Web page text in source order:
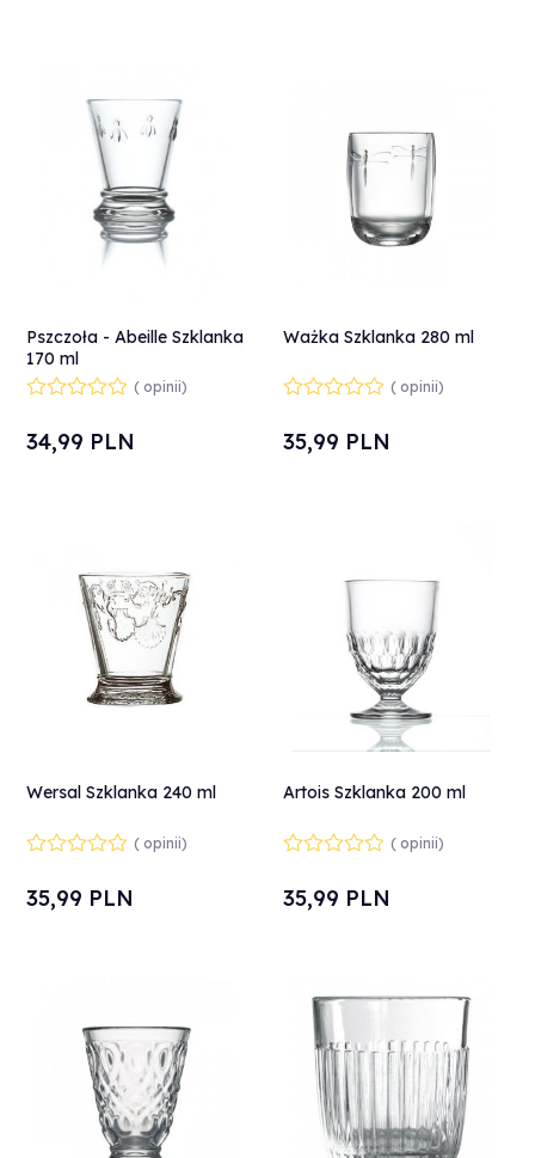
Pszczoła - Abeille Szklanka
170 ml
( opinii)
34,99 PLN
Ważka Szklanka 280 ml
( opinii)
35,99 PLN
Wersal Szklanka 240 ml
( opinii)
35,99 PLN
Artois Szklanka 200 ml
( opinii)
35,99 PLN